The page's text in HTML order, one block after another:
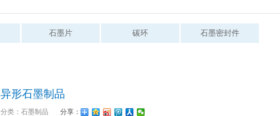
石墨片 碳环 石墨密封件
异形石墨制品
分类：石墨制品 分享：